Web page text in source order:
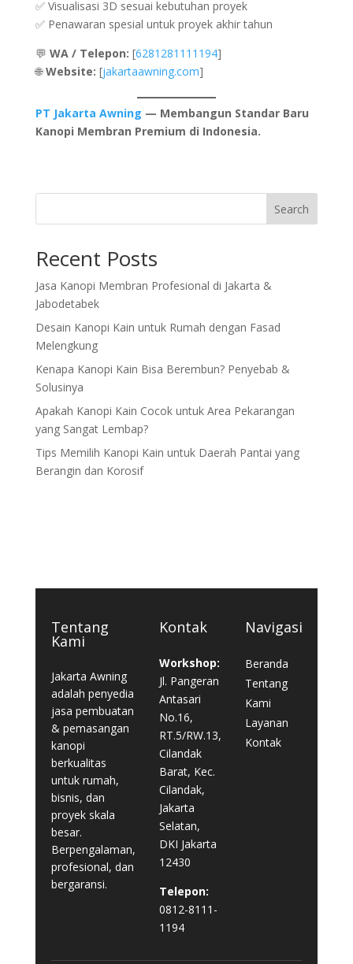
✅ Visualisasi 3D sesuai kebutuhan proyek
✅ Penawaran spesial untuk proyek akhir tahun
💬 WA / Telepon: [6281281111194]
🌐Website: [jakartaawning.com]
PT Jakarta Awning — Membangun Standar Baru
Kanopi Membran Premium di Indonesia.
Search
Recent Posts
Jasa Kanopi Membran Profesional di Jakarta &
Jabodetabek
Desain Kanopi Kain untuk Rumah dengan Fasad
Melengkung
Kenapa Kanopi Kain Bisa Berembun? Penyebab &
Solusinya
Apakah Kanopi Kain Cocok untuk Area Pekarangan
yang Sangat Lembap?
Tips Memilih Kanopi Kain untuk Daerah Pantai yang
Berangin dan Korosif
Tentang
Kami
Jakarta Awning
adalah penyedia
jasa pembuatan
& pemasangan
kanopi
berkualitas
untuk rumah,
bisnis, dan
proyek skala
besar.
Berpengalaman,
profesional, dan
bergaransi.
Kontak
Workshop:
Jl. Pangeran
Antasari
No.16,
RT.5/RW.13,
Cilandak
Barat, Kec.
Cilandak,
Jakarta
Selatan,
DKI Jakarta
12430
Telepon:
0812-8111-
1194
Navigasi
Beranda
Tentang
Kami
Layanan
Kontak